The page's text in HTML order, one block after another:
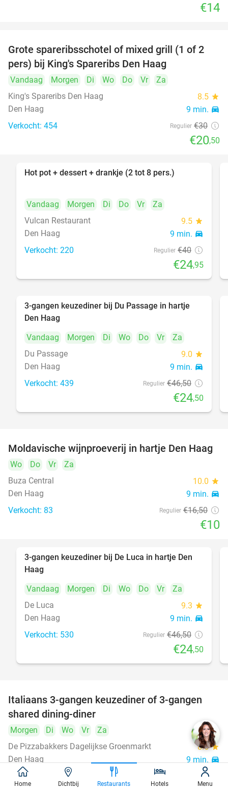
€14
32%
Grote spareribsschotel of mixed grill (1 of 2
pers) bij King's Spareribs Den Haag
Vandaag Morgen Di Wo Do Vr
Za
King's Spareribs Den Haag
8.5 star
Den Haag 9 min. directions_car
Verkocht: 454 Regulier €30
€20,50
Hot pot + dessert + drankje (2 tot 8 pers.)
Vandaag Morgen Di Do Vr
Za
Vulcan Restaurant
9.5 star
Den Haag 9 min. directions_car
Verkocht: 220 Regulier €40
€24,95
47%
3-gangen keuzediner bij Du Passage in hartje
Den Haag
Vandaag
Morgen Di Wo Do Vr
Za
Du Passage
9.0 star
Den Haag 9 min. directions_car
Verkocht: 439 Regulier €46,50
€24,50
39%
Moldavische wijnproeverij in hartje Den Haag
Wo Do Vr
Za
Buza Central
10.0 star
Den Haag 9 min. directions_car
Verkocht: 83 Regulier €16,50
€10
47%
3-gangen keuzediner bij De Luca in hartje Den
Haag
Vandaag
Morgen Di Wo Do Vr
Za
De Luca
9.3 star
Den Haag 9 min. directions_car
Verkocht: 530 Regulier €46,50
€24,50
50%
Italiaans 3-gangen keuzediner of 3-gangen
shared dining-diner
Morgen Di Wo Vr
Za
De Pizzabakkers Dagelijkse Groenmarkt
8.6star
Den Haag 9 min. directions_car
Verkocht: 760 Regulier ,95
Home Dichtbij Restaurants Hotels Menu